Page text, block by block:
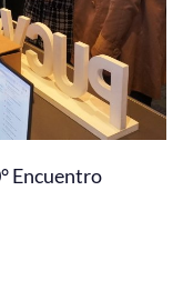
Encuentro